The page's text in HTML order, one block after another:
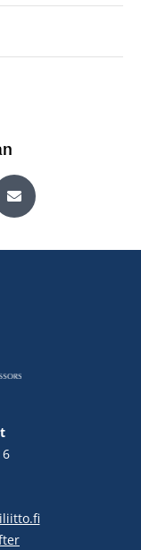
X
Share by E-mail